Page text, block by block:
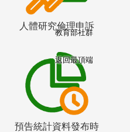
人體研究倫理申訴
預告統計資料發布時
教育部社群
返回最頂端